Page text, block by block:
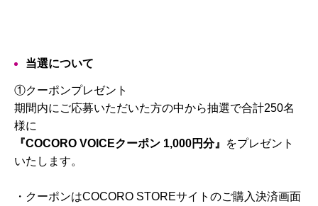
当選について
①クーポンプレゼント
期間内にご応募いただいた方の中から抽選で合計250名
様に
『COCORO VOICEクーポン 1,000円分』
をプレゼント
いたします。
・クーポンはCOCORO STOREサイトのご購入決済画面